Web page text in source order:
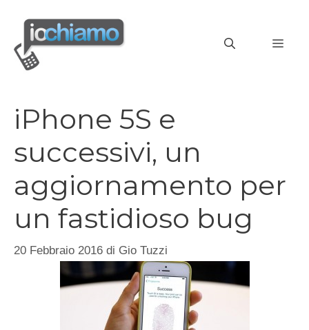
contenuto
iPhone 5S e
successivi, un
aggiornamento per
un fastidioso bug
20 Febbraio 2016 di Gio Tuzzi